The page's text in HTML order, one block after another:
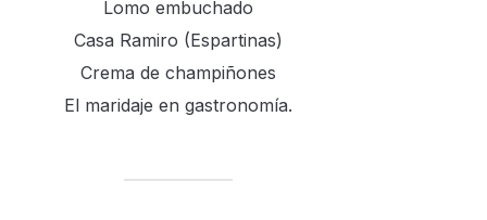
Lomo embuchado
Casa Ramiro (Espartinas)
Crema de champiñones
El maridaje en gastronomía.